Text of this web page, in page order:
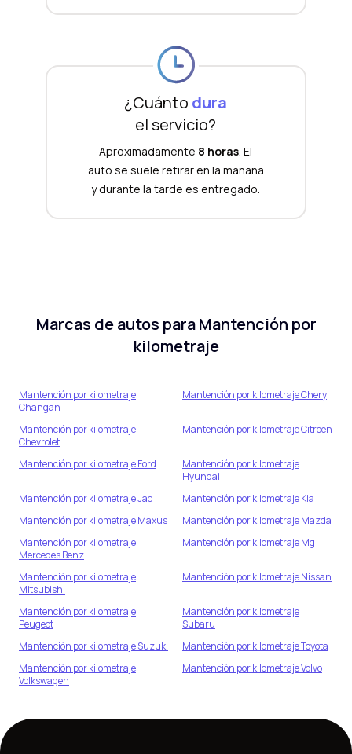
¿Cuánto dura
el servicio?
Aproximadamente 8 horas. El
auto se suele retirar en la mañana
y durante la tarde es entregado.
Marcas de autos paraMantención por
kilometraje
Mantención por kilometraje
Changan
Mantención por kilometrajeChery
Mantención por kilometraje
Chevrolet
Mantención por kilometrajeCitroen
Mantención por kilometrajeFord
Mantención por kilometraje
Hyundai
Mantención por kilometrajeJac Mantención por kilometrajeKia
Mantención por kilometrajeMaxus Mantención por kilometrajeMazda
Mantención por kilometraje
Mercedes Benz
Mantención por kilometrajeMg
Mantención por kilometraje
Mitsubishi
Mantención por kilometrajeNissan
Mantención por kilometraje
Peugeot
Mantención por kilometraje
Subaru
Mantención por kilometrajeSuzuki Mantención por kilometrajeToyota
Mantención por kilometraje
Volkswagen
Mantención por kilometrajeVolvo